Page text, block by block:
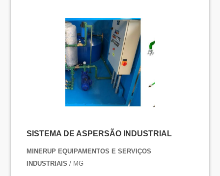
SISTEMA DE ASPERSÃO INDUSTRIAL
MINERUP EQUIPAMENTOS E SERVIÇOS
INDUSTRIAIS / MG